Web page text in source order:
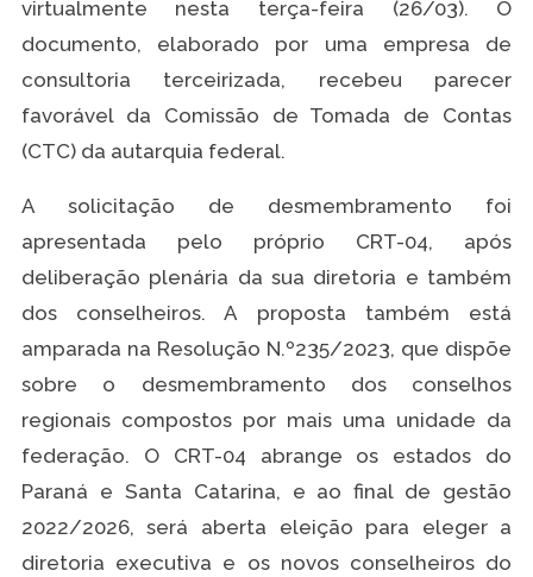
virtualmente nesta terça-feira (26/03). O
documento, elaborado por uma empresa de
consultoria terceirizada, recebeu parecer
favorável da Comissão de Tomada de Contas
(CTC) da autarquia federal.
A solicitação de desmembramento foi
apresentada pelo próprio CRT-04, após
deliberação plenária da sua diretoria e também
dos conselheiros. A proposta também está
amparada na Resolução N.º235/2023, que dispõe
sobre o desmembramento dos conselhos
regionais compostos por mais uma unidade da
federação. O CRT-04 abrange os estados do
Paraná e Santa Catarina, e ao final de gestão
2022/2026, será aberta eleição para eleger a
diretoria executiva e os novos conselheiros do